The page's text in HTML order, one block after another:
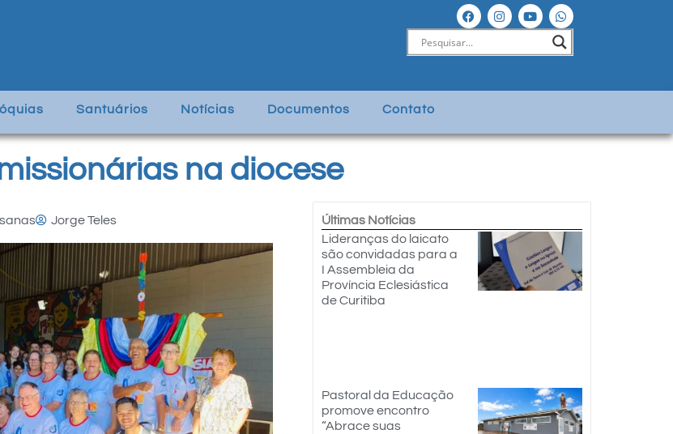
Santuários Notícias Documentos Contato
na diocese
Jorge Teles
Últimas Notícias
Lideranças do laicato
são convidadas para a
I Assembleia da
Província Eclesiástica
de Curitiba
Pastoral da Educação
promove encontro
“Abrace suas